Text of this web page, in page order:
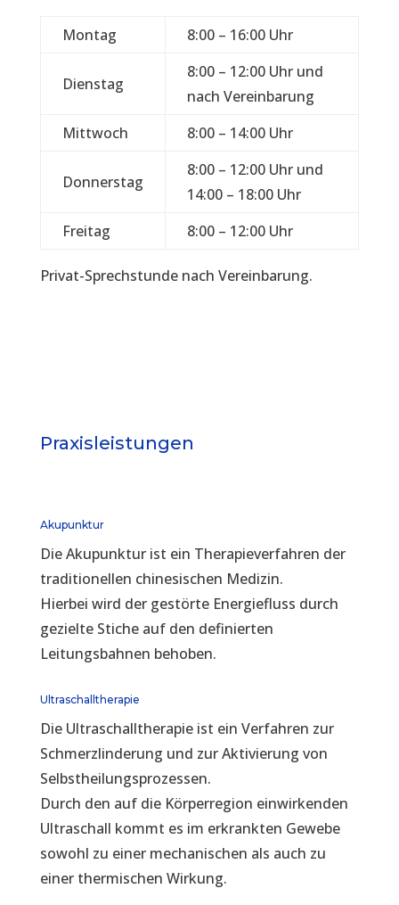
Montag 8:00 – 16:00 Uhr
Dienstag
8:00 – 12:00 Uhr und
nach Vereinbarung
Mittwoch
8:00 – 14:00 Uhr
Donnerstag
8:00 – 12:00 Uhr und
14:00 – 18:00 Uhr
Freitag
8:00 – 12:00 Uhr
Privat-Sprechstunde nach Vereinbarung.
Praxisleistungen
Akupunktur
Die Akupunktur ist ein Therapieverfahren der
traditionellen chinesischen Medizin.
Hierbei wird der gestörte Energiefluss durch
gezielte Stiche auf den definierten
Leitungsbahnen behoben.
Ultraschalltherapie
Die Ultraschalltherapie ist ein Verfahren zur
Schmerzlinderung und zur Aktivierung von
Selbstheilungsprozessen.
Durch den auf die Körperregion einwirkenden
Ultraschall kommt es im erkrankten Gewebe
sowohl zu einer mechanischen als auch zu
einer thermischen Wirkung.